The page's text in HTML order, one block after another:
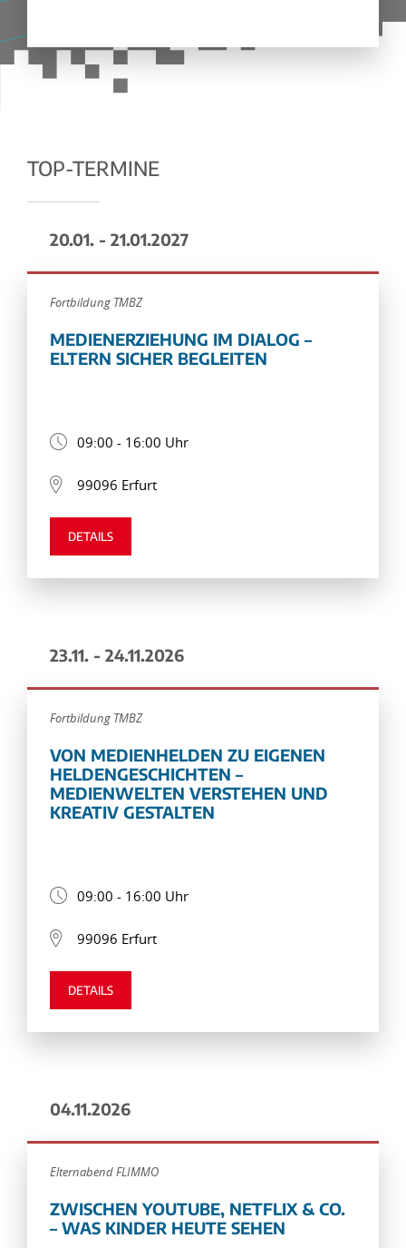
TOP-TERMINE
20.01. - 21.01.2027
Fortbildung TMBZ
MEDIENERZIEHUNG IM DIALOG –
ELTERN SICHER BEGLEITEN
09:00 - 16:00 Uhr
99096 Erfurt
DETAILS
23.11. - 24.11.2026
Fortbildung TMBZ
VON MEDIENHELDEN ZU EIGENEN
HELDENGESCHICHTEN –
MEDIENWELTEN VERSTEHEN UND
KREATIV GESTALTEN
09:00 - 16:00 Uhr
99096 Erfurt
DETAILS
04.11.2026
Elternabend FLIMMO
ZWISCHEN YOUTUBE, NETFLIX & CO.
– WAS KINDER HEUTE SEHEN